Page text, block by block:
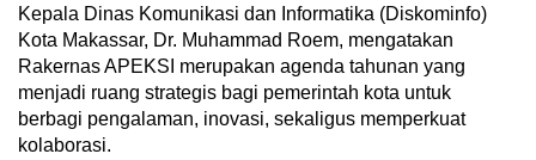
Kepala Dinas Komunikasi dan Informatika (Diskominfo)
Kota Makassar, Dr. Muhammad Roem, mengatakan
Rakernas APEKSI merupakan agenda tahunan yang
menjadi ruang strategis bagi pemerintah kota untuk
berbagi pengalaman, inovasi, sekaligus memperkuat
kolaborasi.